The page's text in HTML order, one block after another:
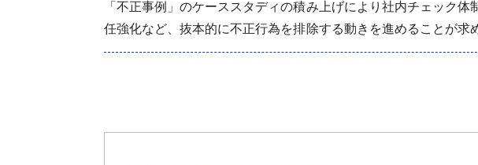
「不正事例」のケーススタディの積み上げにより社内チェック
任強化など、抜本的に不正行為を排除する動きを進めることが求